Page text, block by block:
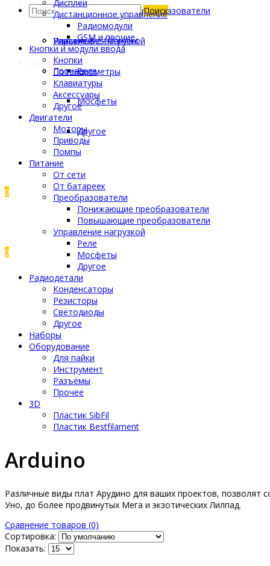
Контакты
Личный кабинет
Оформить заказ
0
0
Кабели
Повышающие преобразователи
Управление нагрузкой
Реле
Мосфеты
Другое
Другое
Инструмент
Разъемы
Прочее
Пластик SibFil
Пластик Bestfilament
Поиск
Дисплеи
Дистанционное управление
Радиомодули
GSM и прочие
Кнопки и модули ввода
Кнопки
Потенциометры
Клавиатуры
Аксессуары
Другое
Двигатели
Моторы
Приводы
Помпы
Питание
От сети
От батареек
Преобразователи
Понижающие преобразователи
Повышающие преобразователи
Управление нагрузкой
Реле
Мосфеты
Другое
Радиодетали
Конденсаторы
Резисторы
Светодиоды
Другое
Наборы
Оборудование
Для пайки
Инструмент
Разъемы
Прочее
3D
Пластик SibFil
Пластик Bestfilament
Arduino
Различные виды плат Арудино для ваших проектов,
Уно, до более продвинутых Мега и экзотических Лилпад.
Сравнение товаров (0)
Сортировка:
Показать: